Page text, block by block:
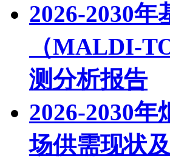
2026-2030
（MALDI-
测分析报告
2026-2030
场供需现状